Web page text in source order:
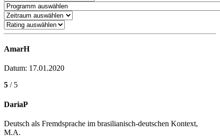
AmarH
Datum: 17.01.2020
5 / 5
DariaP
Deutsch als Fremdsprache im brasilianisch-deutschen Kontext,
M.A.